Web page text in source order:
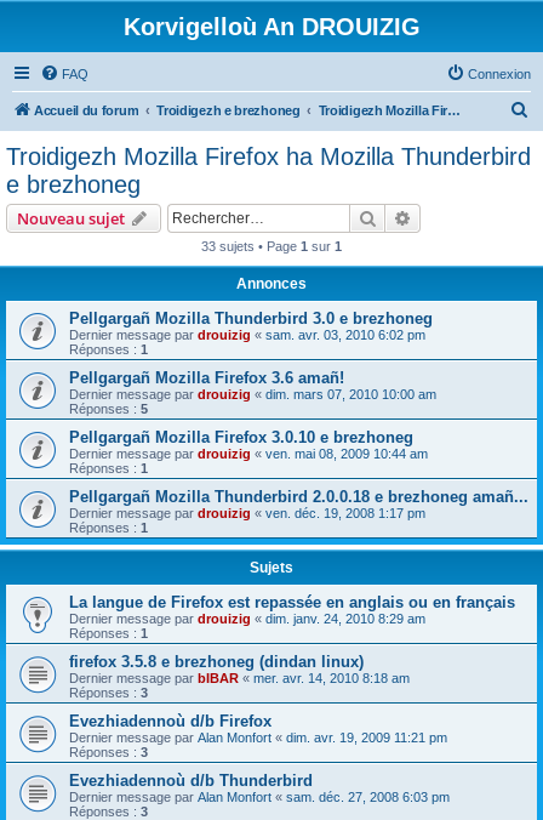
Korvigelloù An DROUIZIG
FAQ Connexion
Accueil du forum Troidigezh e brezhoneg Troidigezh Mozilla Firefox ha Mozilla Thunderbird e brezhoneg
Troidigezh Mozilla Firefox ha Mozilla Thunderbird
e brezhoneg
Nouveau sujet Rechercher
33 sujets • Page 1 sur 1
Annonces
Pellgargañ Mozilla Thunderbird 3.0 e brezhoneg
Dernier message par drouizig « sam. avr. 03, 2010 6:02 pm
Réponses : 1
Pellgargañ Mozilla Firefox 3.6 amañ!
Dernier message par drouizig « dim. mars 07, 2010 10:00 am
Réponses : 5
Pellgargañ Mozilla Firefox 3.0.10 e brezhoneg
Dernier message par drouizig « ven. mai 08, 2009 10:44 am
Réponses : 1
Pellgargañ Mozilla Thunderbird 2.0.0.18 e brezhoneg amañ...
Dernier message par drouizig « ven. déc. 19, 2008 1:17 pm
Réponses : 1
Sujets
La langue de Firefox est repassée en anglais ou en français
Dernier message par drouizig « dim. janv. 24, 2010 8:29 am
Réponses : 1
firefox 3.5.8 e brezhoneg (dindan linux)
Dernier message par bIBAR « mer. avr. 14, 2010 8:18 am
Réponses : 3
Evezhiadennoù d/b Firefox
Dernier message par Alan Monfort « dim. avr. 19, 2009 11:21 pm
Réponses : 3
Evezhiadennoù d/b Thunderbird
Dernier message par Alan Monfort « sam. déc. 27, 2008 6:03 pm
Réponses : 3